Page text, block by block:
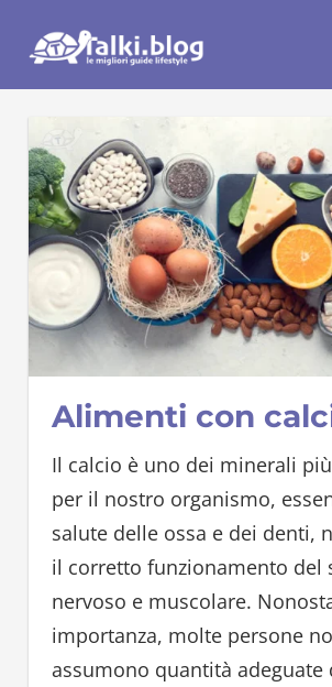
Alimenti con
Il calcio è uno dei minerali
per il nostro organismo,
salute delle ossa e dei denti,
il corretto funzionamento del
nervoso e muscolare.
importanza, molte persone
assumono quantità adeguate